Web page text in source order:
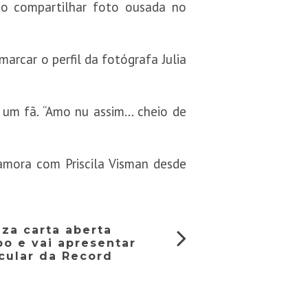
compartilhar foto ousada no
marcar o perfil da fotógrafa Julia
fã. “Amo nu assim… cheio de
com Priscila Visman desde
carta aberta
e vai apresentar
da Record